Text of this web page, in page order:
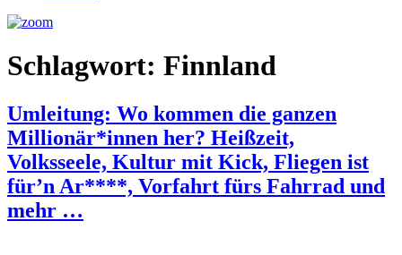
Schlagwort: Finnland
Umleitung: Wo kommen die ganzen
Millionär*innen her? Heißzeit,
Volksseele, Kultur mit Kick, Fliegen ist
für’n Ar****, Vorfahrt fürs Fahrrad und
mehr …